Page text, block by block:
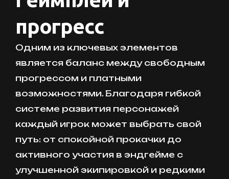
прогресс
Одним из ключевых элементов
является баланс между свободным
прогрессом и платными
возможностями. Благодаря гибкой
системе развития персонажей
каждый игрок может выбрать свой
путь: от спокойной прокачки до
активного участия в эндгейме с
улучшенной экипировкой и редкими